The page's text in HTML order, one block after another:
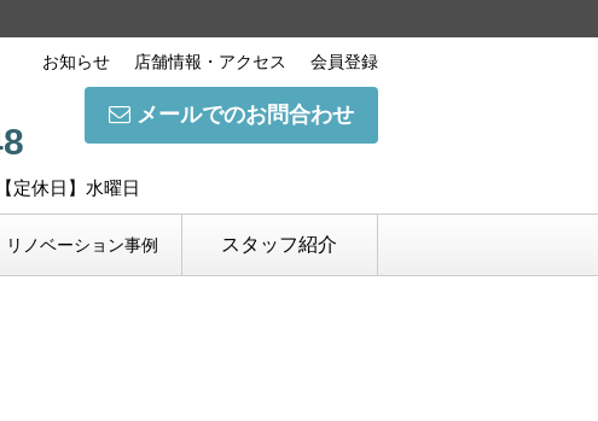
お知らせ 店舗情報・アクセス 会員登録
メールでのお問合わせ
定休日】水曜日
リノベーション事例 スタッフ紹介